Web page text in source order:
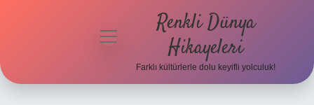
menüyü
Renkli Dünya
Hikayeleri
Farklı kültürlerle dolu keyifli yolculuk!